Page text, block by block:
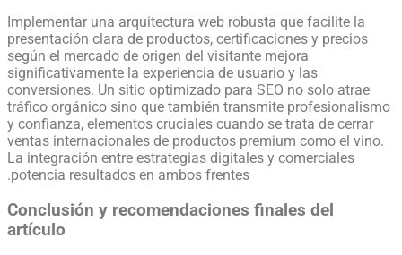
Implementar una arquitectura web robusta que facilite la
presentación clara de productos, certificaciones y precios
según el mercado de origen del visitante mejora
significativamente la experiencia de usuario y las
conversiones. Un sitio optimizado para SEO no solo atrae
tráfico orgánico sino que también transmite profesionalismo
y confianza, elementos cruciales cuando se trata de cerrar
ventas internacionales de productos premium como el vino.
La integración entre estrategias digitales y comerciales
potencia resultados en ambos frentes.
Conclusión y recomendaciones finales del
artículo